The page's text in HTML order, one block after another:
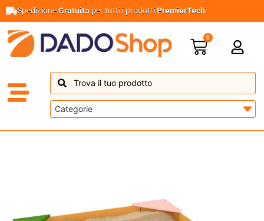
SpedizioneGratuita per tutti i prodottiPremierTech
0